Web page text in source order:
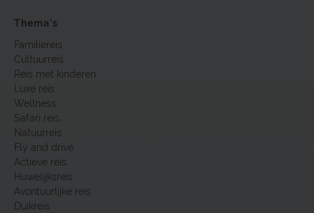
Thema’s
Familiereis
Cultuurreis
Reis met kinderen
Luxe reis
Wellness
Safari reis
Natuurreis
Fly and drive
Actieve reis
Huwelijksreis
Avontuurlijke reis
Duikreis